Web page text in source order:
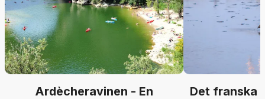
Ardècheravinen - En
Det franska